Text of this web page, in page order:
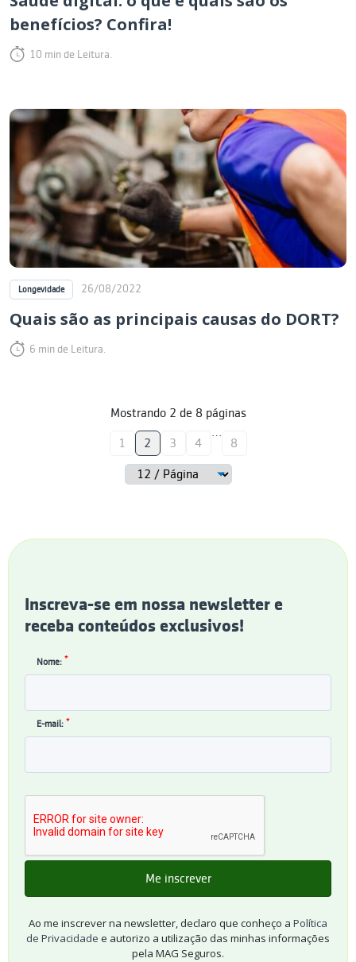
benefícios? Confira!
10 min de Leitura.
Longevidade 26/08/2022
Quais são as principais causas do DORT?
6 min de Leitura.
Mostrando 2 de 8 páginas
1 2 3 4
…
8
Inscreva-se em nossa newsletter e
receba conteúdos exclusivos!
Nome: *
E-mail: *
Ao me inscrever na newsletter, declaro que conheço a Política
de Privacidade e autorizo a utilização das minhas informações
pela MAG Seguros.